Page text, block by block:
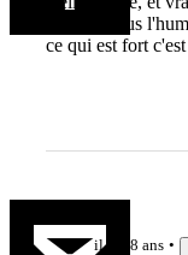
poindre sous
ce qui est fort
il y a 8 ans